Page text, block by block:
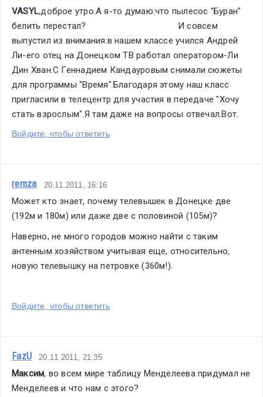
VASYL,доброе утро.А я-то думаю:что пылесос "Буран"
белить перестал?                                     И совсем
выпустил из внимания:в нашем классе учился Андрей
Ли-его отец на Донецком ТВ работал оператором-Ли
Дин Хван.С Геннадием Кандауровым снимали сюжеты
для программы "Время".Благодаря этому наш класс
пригласили в телецентр для участия в передаче "Хочу
стать взрослым".Я там даже на вопросы отвечал.Вот.
Войдите, чтобы ответить
remza 20.11.2011, 16:16
Может кто знает, почему телевышек в Донецке две
(192м и 180м) или даже две с половиной (105м)?
Наверно, не много городов можно найти с таким
антенным хозяйством учитывая еще, относительно,
новую телевышку на петровке (360м!).
Войдите, чтобы ответить
FazU 20.11.2011, 21:35
Максим, во всем мире таблицу Менделеева придумал не
Менделеев и что нам с этого?